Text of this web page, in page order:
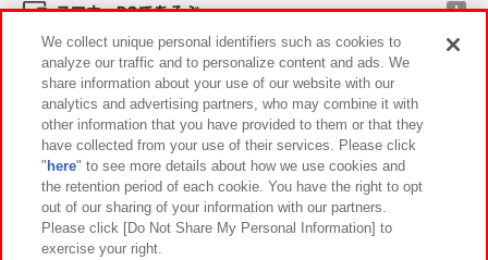
スマホ・PCであそぶ
イベント・キャンペーン
関連会社 サステナビリティ サイトポリシー
プライバシーポリシー ウェブアクセシビリティ方針と検証結果
お取引先さまとともに
We collect unique personal identifiers such as cookies to
analyze our traffic and to personalize content and ads. We
share information about your use of our website with our
analytics and advertising partners, who may combine it with
other information that you have provided to them or that they
have collected from your use of their services. Please click
" here" to see more details about how we use cookies and
the retention period of each cookie. You have the right to opt
out of our sharing of your information with our partners.
Please click [Do Not Share My Personal Information] to
exercise your right.